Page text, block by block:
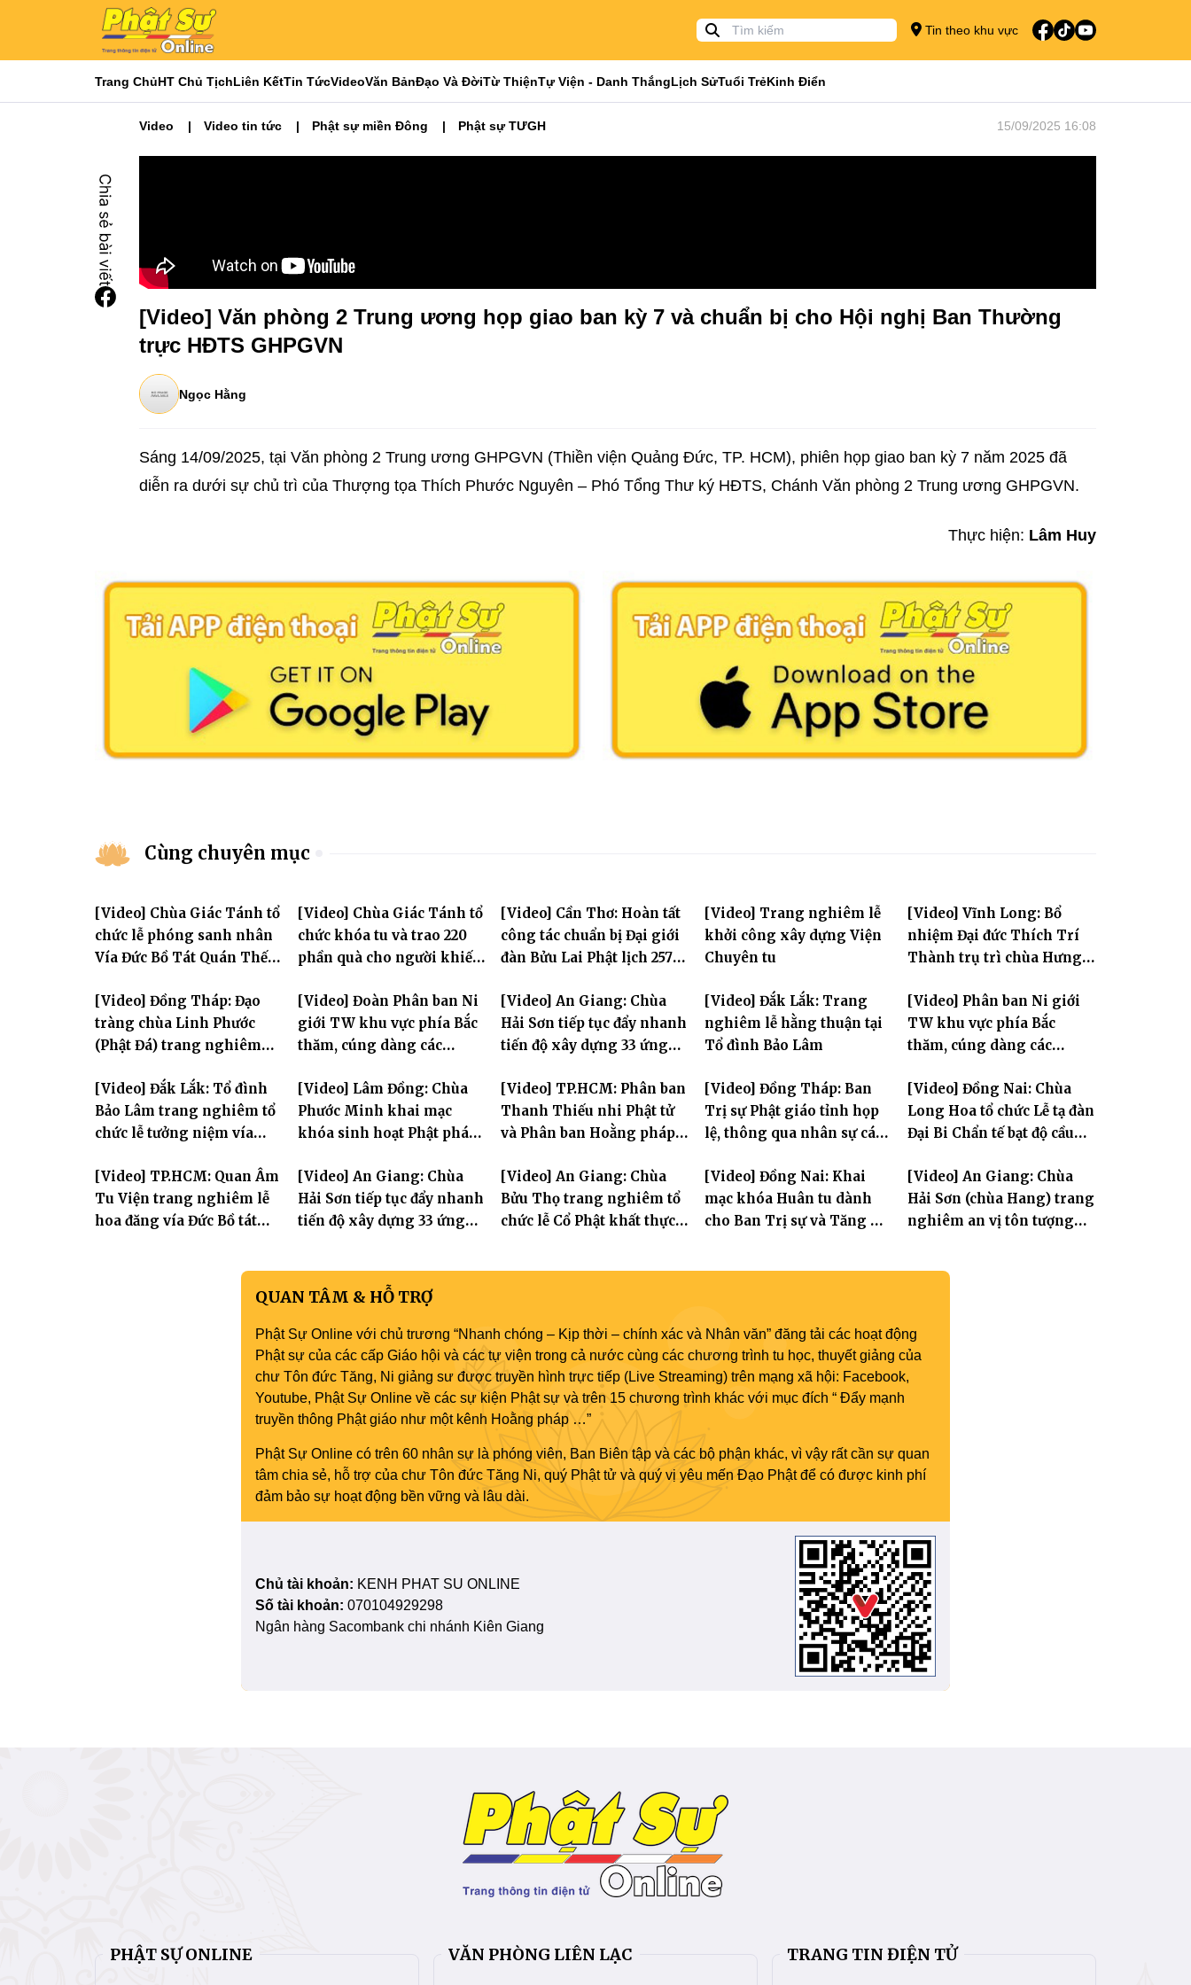
Tin theo khu vực
Trang ChủHT Chủ TịchLiên KếtTin TứcVideoVăn BảnĐạo Và ĐờiTừ ThiệnTự Viện - Danh ThắngLịch SửTuổi TrẻKinh Điển
Video Video tin tức Phật sự miền Đông Phật sự TƯGH 15/09/2025 16:08
[Video] Văn phòng 2 Trung ương họp giao ban kỳ 7 và chuẩn bị cho Hội nghị Ban Thường
trực HĐTS GHPGVN
Ngọc Hằng
Sáng 14/09/2025, tại Văn phòng 2 Trung ương GHPGVN (Thiền viện Quảng Đức, TP. HCM), phiên họp giao ban kỳ 7 năm 2025 đã
diễn ra dưới sự chủ trì của Thượng tọa Thích Phước Nguyên – Phó Tổng Thư ký HĐTS, Chánh Văn phòng 2 Trung ương GHPGVN.
Thực hiện: Lâm Huy
Cùng chuyên mục
[Video] Chùa Giác Tánh tổ
chức lễ phóng sanh nhân
Vía Đức Bồ Tát Quán Thế
[Video] Chùa Giác Tánh tổ
chức khóa tu và trao 220
phần quà cho người khiếm
[Video] Cần Thơ: Hoàn tất
công tác chuẩn bị Đại giới
đàn Bửu Lai Phật lịch 2570,
đăng đàn cầu giới
[Video] Trang nghiêm lễ
khởi công xây dựng Viện
Chuyên tu
[Video] Vĩnh Long: Bổ
nhiệm Đại đức Thích Trí
Thành trụ trì chùa Hưng
[Video] Đồng Tháp: Đạo
tràng chùa Linh Phước
(Phật Đá) trang nghiêm
Hòa thượng Thích Nhuận
Sanh lần thứ 11
[Video] Đoàn Phân ban Ni
giới TW khu vực phía Bắc
thăm, cúng dàng các
mùa an cư PL.2570
[Video] An Giang: Chùa
Hải Sơn tiếp tục đẩy nhanh
tiến độ xây dựng 33 ứng
Âm
[Video] Đắk Lắk: Trang
nghiêm lễ hằng thuận tại
Tổ đình Bảo Lâm
[Video] Phân ban Ni giới
TW khu vực phía Bắc
thăm, cúng dàng các
Yên và thành phố Hải
Phòng
[Video] Đắk Lắk: Tổ đình
Bảo Lâm trang nghiêm tổ
chức lễ tưởng niệm vía
thành đạo và lễ Quy y Tam
bảo
[Video] Lâm Đồng: Chùa
Phước Minh khai mạc
khóa sinh hoạt Phật pháp
tay con" lần II
[Video] TP.HCM: Phân ban
Thanh Thiếu nhi Phật tử
và Phân ban Hoằng pháp
kết công tác Phật sự nhiệm
kỳ IX (2022 – 2027)
[Video] Đồng Tháp: Ban
Trị sự Phật giáo tỉnh họp
lệ, thông qua nhân sự các
[Video] Đồng Nai: Chùa
Long Hoa tổ chức Lễ tạ đàn
Đại Bi Chẩn tế bạt độ cầu
[Video] TP.HCM: Quan Âm
Tu Viện trang nghiêm lễ
hoa đăng vía Đức Bồ tát
[Video] An Giang: Chùa
Hải Sơn tiếp tục đẩy nhanh
tiến độ xây dựng 33 ứng
[Video] An Giang: Chùa
Bửu Thọ trang nghiêm tổ
chức lễ Cổ Phật khất thực
[Video] Đồng Nai: Khai
mạc khóa Huân tu dành
cho Ban Trị sự và Tăng Ni
[Video] An Giang: Chùa
Hải Sơn (chùa Hang) trang
nghiêm an vị tôn tượng
QUAN TÂM & HỖ TRỢ
Phật Sự Online với chủ trương “Nhanh chóng – Kịp thời – chính xác và Nhân văn” đăng tải các hoạt động
Phật sự của các cấp Giáo hội và các tự viện trong cả nước cùng các chương trình tu học, thuyết giảng của
chư Tôn đức Tăng, Ni giảng sư được truyền hình trực tiếp (Live Streaming) trên mạng xã hội: Facebook,
Youtube, Phật Sự Online về các sự kiện Phật sự và trên 15 chương trình khác với mục đích “ Đẩy mạnh
truyền thông Phật giáo như một kênh Hoằng pháp …”
Phật Sự Online có trên 60 nhân sự là phóng viên, Ban Biên tập và các bộ phận khác, vì vậy rất cần sự quan
tâm chia sẻ, hỗ trợ của chư Tôn đức Tăng Ni, quý Phật tử và quý vị yêu mến Đạo Phật để có được kinh phí
đảm bảo sự hoạt động bền vững và lâu dài.
Chủ tài khoản: KENH PHAT SU ONLINE
Số tài khoản: 070104929298
Ngân hàng Sacombank chi nhánh Kiên Giang
PHẬT SỰ ONLINE VĂN PHÒNG LIÊN LẠC TRANG TIN ĐIỆN TỬ